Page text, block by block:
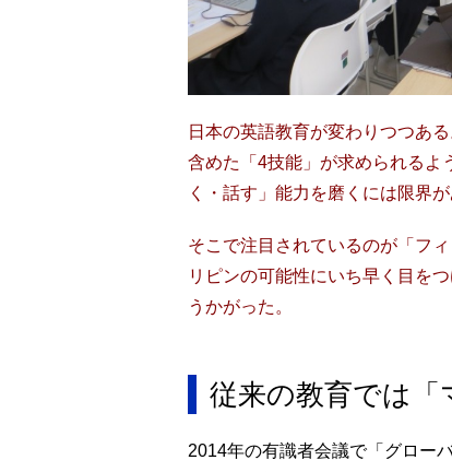
日本の英語教育が変わりつつあ
含めた「4技能」が求められるよ
く・話す」能力を磨くには限界が
そこで注目されているのが「フ
リピンの可能性にいち早く目を
うかがった。
従来の教育では
2014年の有識者会議で「グロー